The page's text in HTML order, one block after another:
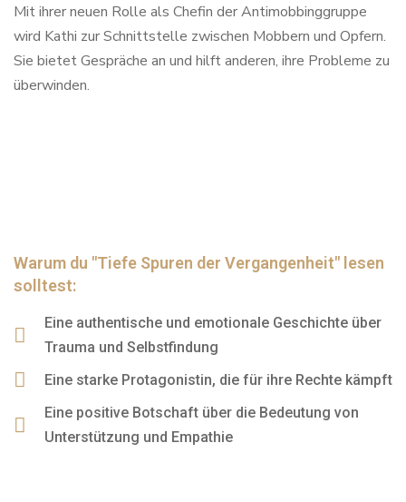
Mit ihrer neuen Rolle als Chefin der Antimobbinggruppe
wird Kathi zur Schnittstelle zwischen Mobbern und Opfern.
Sie bietet Gespräche an und hilft anderen, ihre Probleme zu
überwinden.
Warum du "Tiefe Spuren der Vergangenheit" lesen
solltest:
Eine authentische und emotionale Geschichte über
Trauma und Selbstfindung
Eine starke Protagonistin, die für ihre Rechte kämpft
Eine positive Botschaft über die Bedeutung von
Unterstützung und Empathie